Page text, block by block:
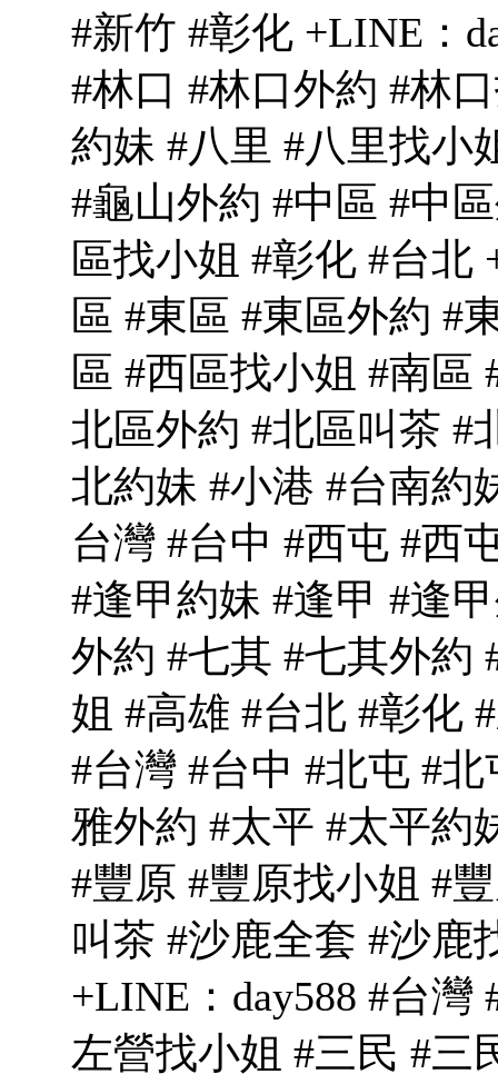
#新竹 #彰化 +LINE：
#林口 #林口外約 #林
約妹 #八里 #八里找小
#龜山外約 #中區 #中
區找小姐 #彰化 #台北
區 #東區 #東區外約 #
區 #西區找小姐 #南區
北區外約 #北區叫茶 #
北約妹 #小港 #台南約
台灣 #台中 #西屯 #西
#逢甲約妹 #逢甲 #逢
外約 #七其 #七其外約
姐 #高雄 #台北 #彰化
#台灣 #台中 #北屯 #
雅外約 #太平 #太平約
#豐原 #豐原找小姐 #
叫茶 #沙鹿全套 #沙鹿
+LINE：day588 #台灣
左營找小姐 #三民 #三